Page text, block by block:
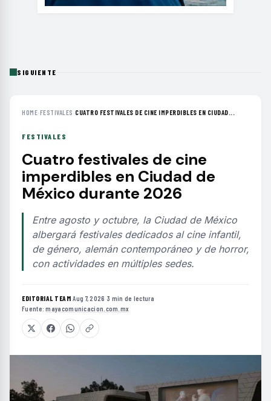
SIGUIENTE
HOME›FESTIVALES ›CUATRO FESTIVALES DE CINE IMPERDIBLES EN CIUDAD...
FESTIVALES
Cuatro festivales de cine
imperdibles en Ciudad de
México durante 2026
Entre agosto y octubre, la Ciudad de México
albergará festivales dedicados al cine infantil,
de género, alemán contemporáneo y de horror,
con actividades en múltiples sedes.
EDITORIAL TEAM·Aug 7, 2026 ·3 min de lectura ·
Fuente:mayacomunicacion.com.mx